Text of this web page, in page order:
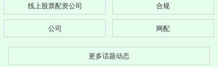
线上股票配资公司 合规
公司 网配
更多话题动态